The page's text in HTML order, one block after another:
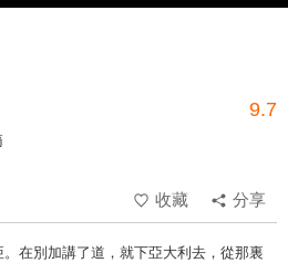
9.7
收藏
分享
在別加講了道，就下亞大利去，從那裏